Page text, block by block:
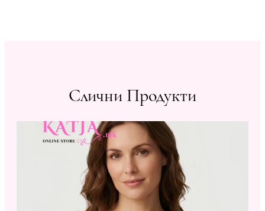
Слични Продукти